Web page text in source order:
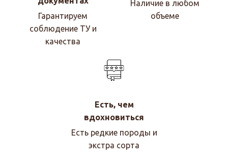
Гарантируем
соблюдение ТУ и
качества
Наличие в любом
объеме
Есть, чем
вдохновиться
Есть редкие породы и
экстра сорта